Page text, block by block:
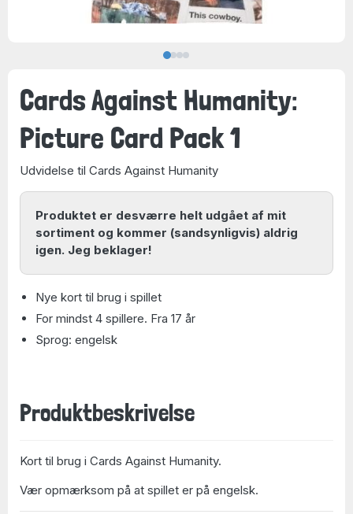
Cards Against Humanity:
Picture Card Pack 1
Udvidelse til Cards Against Humanity
Produktet er desværre helt udgået af mit
sortiment og kommer (sandsynligvis) aldrig
igen. Jeg beklager!
Nye kort til brug i spillet
For mindst 4 spillere. Fra 17 år
Sprog: engelsk
Produktbeskrivelse
Kort til brug i Cards Against Humanity.
Vær opmærksom på at spillet er på engelsk.